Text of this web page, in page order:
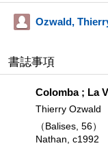
Ozwald,
書誌事項
Colomba ; La
Thierry Ozwald
（Balises, 56）
Nathan, c1992